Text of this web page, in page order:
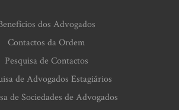
dos Advogados
Contactos da Ordem
Pesquisa de Contactos
de Advogados Estagiários
de Sociedades de Advogados